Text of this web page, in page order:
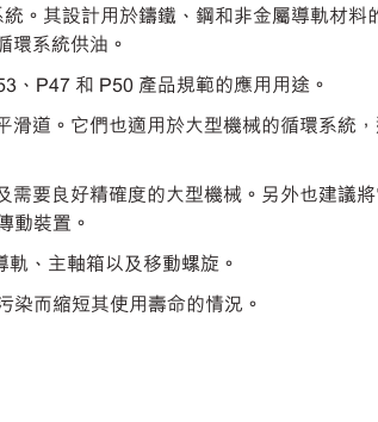
。其設計用於鑄鐵、鋼和非金屬導軌材料
環系統供油。
P47 和 P50 產品規範的應用用途。
道。它們也適用於大型機械的循環系統
要良好精確度的大型機械。另外也建議
動裝置。
、主軸箱以及移動螺旋。
而縮短其使用壽命的情況。